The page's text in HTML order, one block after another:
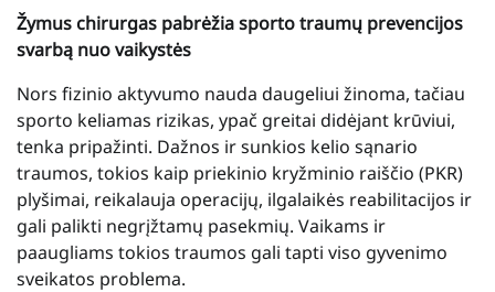
Žymus chirurgas pabrėžia sporto traumų prevencijos
svarbą nuo vaikystės
Nors fizinio aktyvumo nauda daugeliui žinoma, tačiau
sporto keliamas rizikas, ypač greitai didėjant krūviui,
tenka pripažinti. Dažnos ir sunkios kelio sąnario
traumos, tokios kaip priekinio kryžminio raiščio (PKR)
plyšimai, reikalauja operacijų, ilgalaikės reabilitacijos ir
gali palikti negrįžtamų pasekmių. Vaikams ir
paaugliams tokios traumos gali tapti viso gyvenimo
sveikatos problema.